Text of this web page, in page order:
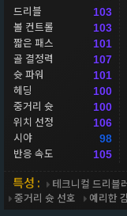
드리블 103
볼 컨트롤 103
짧은 패스 101
골 결정력 107
슛 파워 101
헤딩 100
중거리 슛 100
위치 선정 106
시야 98
반응 속도 105
특성 : 테크니컬 드리블
중거리 슛 선호
예리한